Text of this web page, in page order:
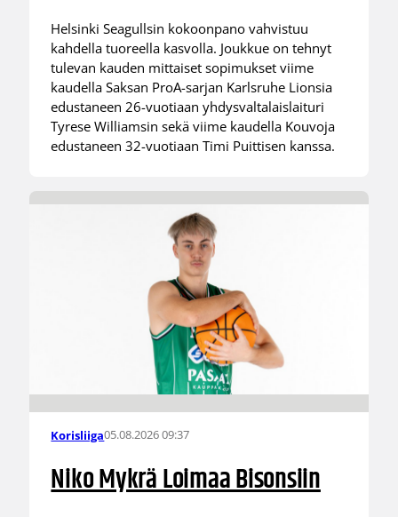
Helsinki Seagullsin kokoonpano vahvistuu
kahdella tuoreella kasvolla. Joukkue on tehnyt
tulevan kauden mittaiset sopimukset viime
kaudella Saksan ProA-sarjan Karlsruhe Lionsia
edustaneen 26-vuotiaan yhdysvaltalaislaituri
Tyrese Williamsin sekä viime kaudella Kouvoja
edustaneen 32-vuotiaan Timi Puittisen kanssa.
Korisliiga05.08.2026 09:37
Niko Mykrä Loimaa Bisonsiin